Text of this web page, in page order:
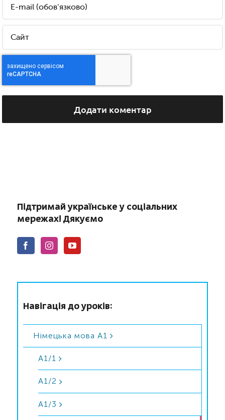
Підтримай українське у соціальних
мережах! Дякуємо
Навігація до уроків:
Німецька мова А1
A1/1
A1/2
A1/3